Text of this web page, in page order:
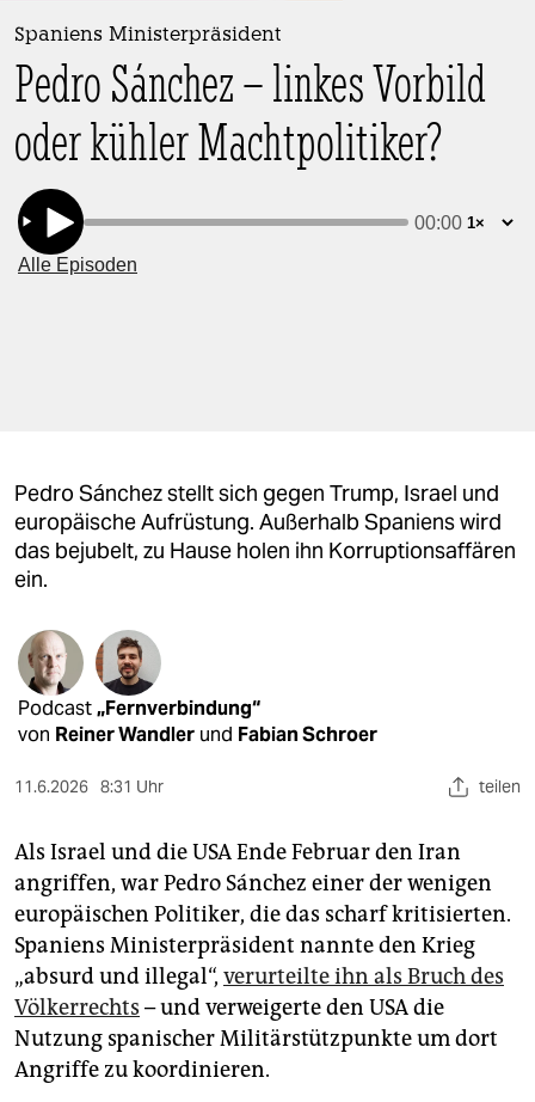
nord
wahrheit
verlag
verlag
veranstaltungen
genossenschaft
epaper login
Spaniens Ministerpräsident
Pedro Sánchez – linkes Vorbild
oder kühler Machtpolitiker?
Pedro Sánchez stellt sich gegen Trump, Israel und
europäische Aufrüstung. Außerhalb Spaniens wird
das bejubelt, zu Hause holen ihn Korruptionsaffären
ein.
Podcast„Fernverbindung“
von Reiner Wandler und Fabian Schroer
11.6.2026 8:31 Uhr teilen
Als Israel und die USA Ende Februar den Iran
angriffen, war Pedro Sánchez einer der wenigen
europäischen Politiker, die das scharf kritisierten.
Spaniens Ministerpräsident nannte den Krieg
„absurd und illegal“, verurteilte ihn als Bruch des
Völkerrechts – und verweigerte den USA die
Nutzung spanischer Militärstützpunkte um dort
Angriffe zu koordinieren.